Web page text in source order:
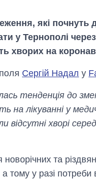
які почнуть
у Тернополі через
хворих на
Сергій Надал у
тенденція до
на лікуванні у
хворі
та
тому у разі потреби